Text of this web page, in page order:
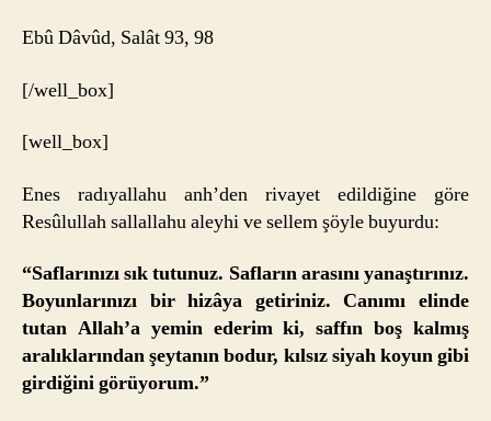
Ebû Dâvûd, Salât 93, 98
[/well_box]
[well_box]
Enes radıyallahu anh’den rivayet edildiğine göre
Resûlullah sallallahu aleyhi ve sellem şöyle buyurdu:
“Saflarınızı sık tutunuz. Safların arasını yanaştırınız.
Boyunlarınızı bir hizâya getiriniz. Canımı elinde
tutan Allah’a yemin ederim ki, saffın boş kalmış
aralıklarından şeytanın bodur, kılsız siyah koyun gibi
girdiğini görüyorum.”